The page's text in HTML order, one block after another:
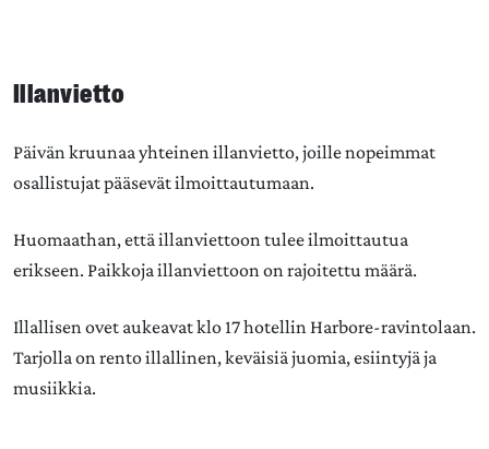
Illanvietto
Päivän kruunaa yhteinen illanvietto, joille nopeimmat
osallistujat pääsevät ilmoittautumaan.
Huomaathan, että illanviettoon tulee ilmoittautua
erikseen. Paikkoja illanviettoon on rajoitettu määrä.
Illallisen ovet aukeavat klo 17 hotellin Harbore-ravintolaan.
Tarjolla on rento illallinen, keväisiä juomia, esiintyjä ja
musiikkia.